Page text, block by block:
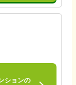
ションの